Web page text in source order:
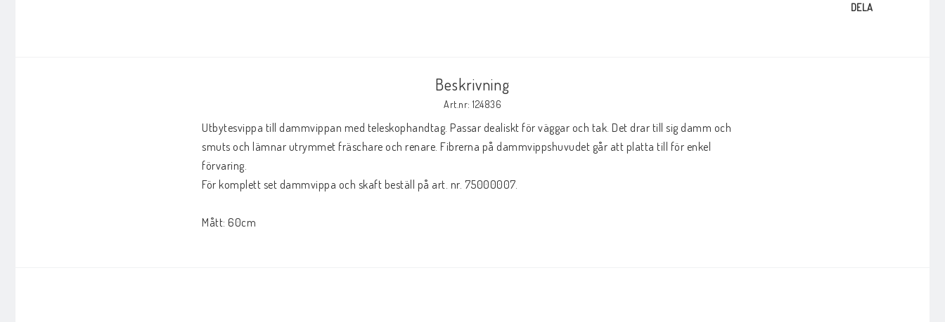
DELA
Beskrivning
Art.nr: 124836
Utbytesvippa till dammvippan med teleskophandtag. Passar dealiskt för väggar och tak. Det drar till sig damm och
smuts och lämnar utrymmet fräschare och renare. Fibrerna på dammvippshuvudet går att platta till för enkel
förvaring.
För komplett set dammvippa och skaft beställ på art. nr. 75000007.
Mått: 60cm